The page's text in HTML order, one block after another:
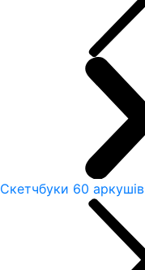
Скетчбуки 60 аркушів